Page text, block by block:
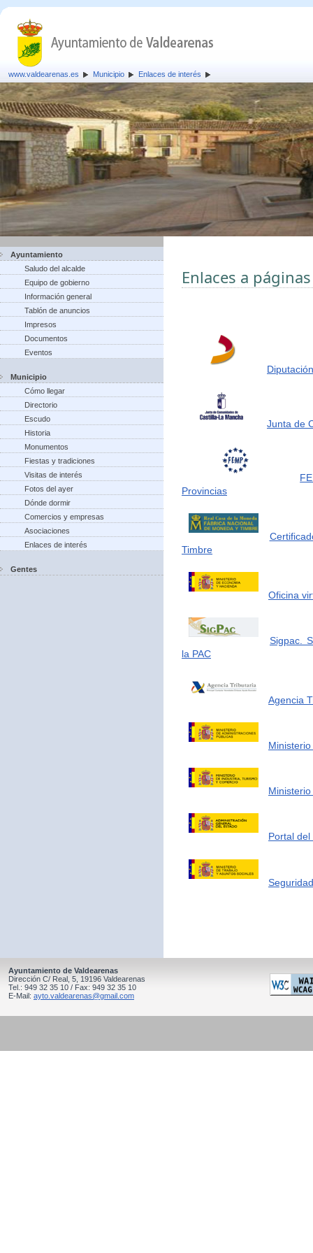
www.valdearenas.es Municipio Enlaces de interés
Ayuntamiento
Saludo del alcalde
Equipo de gobierno
Información general
Tablón de anuncios
Impresos
Documentos
Eventos
Municipio
Cómo llegar
Directorio
Escudo
Historia
Monumentos
Fiestas y tradiciones
Visitas de interés
Fotos del ayer
Dónde dormir
Comercios y empresas
Asociaciones
Enlaces de interés
Gentes
Enlaces a
Junta de
Provincias
Timbre
Oficina
Sigpac.
la PAC
Agencia
Portal
Ayuntamiento de Valdearenas
Dirección C/ Real, 5, 19196 Valdearenas
Tel.: 949 32 35 10 / Fax: 949 32 35 10
E-Mail: ayto.valdearenas@gmail.com